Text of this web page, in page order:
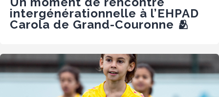
intergénérationnelle à l’EHPAD
Carola de Grand-Couronne 🫂